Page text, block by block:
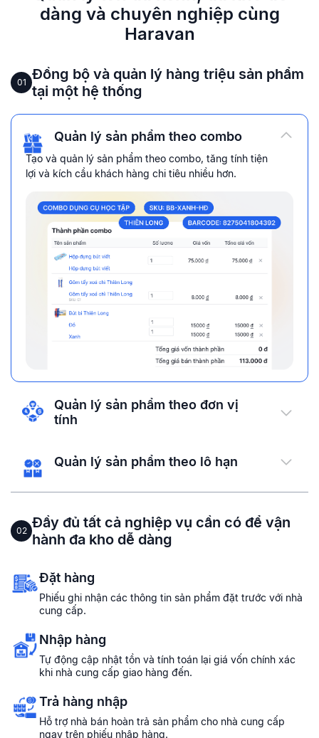
dàng và chuyên nghiệp cùng
Haravan
01 Đồng bộ và quản lý hàng triệu sản phẩm
tại một hệ thống
Quản lý sản phẩm theo combo
Tạo và quản lý sản phẩm theo combo, tăng tính tiện
lợi và kích cầu khách hàng chi tiêu nhiều hơn.
Quản lý sản phẩm theo đơn vị
tính
Quản lý sản phẩm theo lô hạn
02 Đầy đủ tất cả nghiệp vụ cần có để vận
hành đa kho dễ dàng
Đặt hàng
Phiếu ghi nhận các thông tin sản phẩm đặt trước với nhà
cung cấp.
Nhập hàng
Tự động cập nhật tồn và tính toán lại giá vốn chính xác
khi nhà cung cấp giao hàng đến.
Trả hàng nhập
Hỗ trợ nhà bán hoàn trả sản phẩm cho nhà cung cấp
ngay trên phiếu nhập hàng.